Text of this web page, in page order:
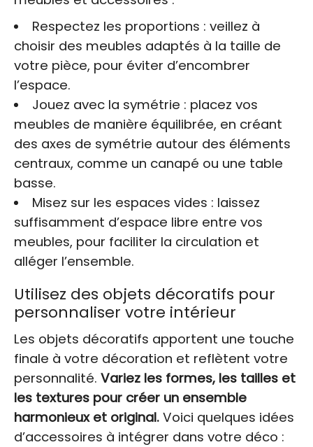
Respectez les proportions : veillez à
choisir des meubles adaptés à la taille de
votre pièce, pour éviter d’encombrer
l’espace.
Jouez avec la symétrie : placez vos
meubles de manière équilibrée, en créant
des axes de symétrie autour des éléments
centraux, comme un canapé ou une table
basse.
Misez sur les espaces vides : laissez
suffisamment d’espace libre entre vos
meubles, pour faciliter la circulation et
alléger l’ensemble.
Utilisez des objets décoratifs pour
personnaliser votre intérieur
Les objets décoratifs apportent une touche
finale à votre décoration et reflètent votre
personnalité. Variez les formes, les tailles et
les textures pour créer un ensemble
harmonieux et original. Voici quelques idées
d’accessoires à intégrer dans votre déco :